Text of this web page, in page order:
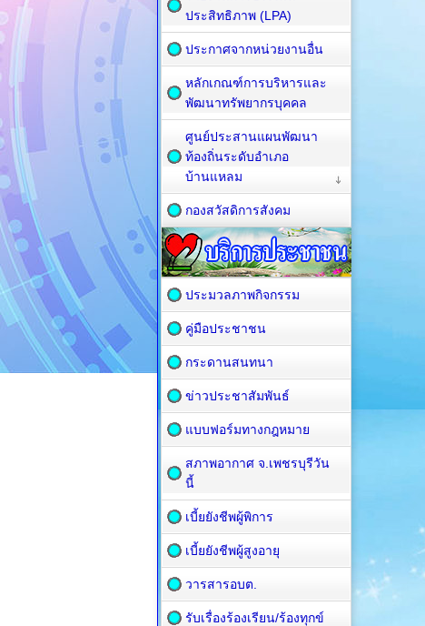
ประสิทธิภาพ (LPA)
ประกาศจากหน่วยงานอื่น
หลักเกณฑ์การบริหารและ
พัฒนาทรัพยากรบุคคล
ศูนย์ประสานแผนพัฒนา
ท้องถิ่นระดับอำเภอ
บ้านแหลม
กองสวัสดิการสังคม
ประมวลภาพกิจกรรม
คู่มือประชาชน
กระดานสนทนา
ข่าวประชาสัมพันธ์
แบบฟอร์มทางกฎหมาย
สภาพอากาศ จ.เพชรบุรีวัน
นี้
เบี้ยยังชีพผู้พิการ
เบี้ยยังชีพผู้สูงอายุ
วารสารอบต.
รับเรื่องร้องเรียน/ร้องทุกข์